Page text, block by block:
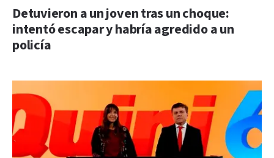
Detuvieron a un joven tras un choque:
intentó escapar y habría agredido a un
policía